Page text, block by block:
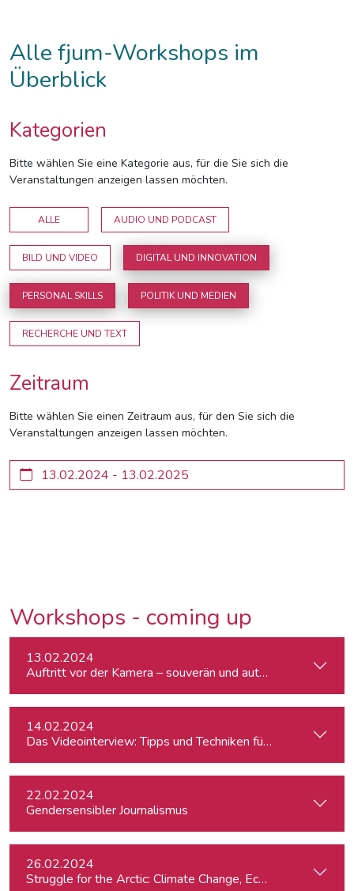
Alle fjum-Workshops im
Überblick
Kategorien
Bitte wählen Sie eine Kategorie aus, für die Sie sich die
Veranstaltungen anzeigen lassen möchten.
ALLE AUDIO UND PODCAST
BILD UND VIDEO DIGITAL UND INNOVATION
PERSONAL SKILLS POLITIK UND MEDIEN
RECHERCHE UND TEXT
Zeitraum
Bitte wählen Sie einen Zeitraum aus, für den Sie sich die
Veranstaltungen anzeigen lassen möchten.
Workshops - coming up
13.02.2024
Auftritt vor der Kamera – souverän und authentisch
14.02.2024
Das Videointerview: Tipps und Techniken für TV und Web
22.02.2024
Gendersensibler Journalismus
26.02.2024